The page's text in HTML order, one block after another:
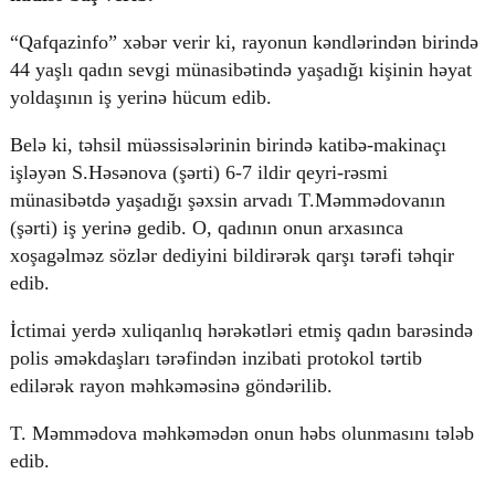
© 2026. Shownews.az
“Qafqazinfo” xəbər verir ki, rayonun kəndlərindən birində
44 yaşlı qadın sevgi münasibətində yaşadığı kişinin həyat
yoldaşının iş yerinə hücum edib.
Belə ki, təhsil müəssisələrinin birində katibə-makinaçı
işləyən S.Həsənova (şərti) 6-7 ildir qeyri-rəsmi
münasibətdə yaşadığı şəxsin arvadı T.Məmmədovanın
(şərti) iş yerinə gedib. O, qadının onun arxasınca
xoşagəlməz sözlər dediyini bildirərək qarşı tərəfi təhqir
edib.
İctimai yerdə xuliqanlıq hərəkətləri etmiş qadın barəsində
polis əməkdaşları tərəfindən inzibati protokol tərtib
edilərək rayon məhkəməsinə göndərilib.
T. Məmmədova məhkəmədən onun həbs olunmasını tələb
edib.